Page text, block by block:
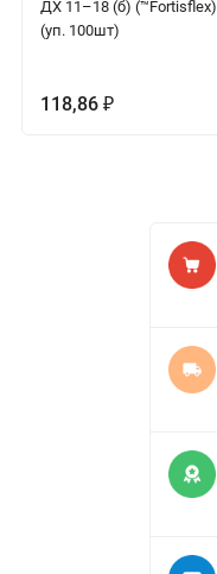
ДХ 11–18 (б) (™Fortisflex)
(уп. 100шт)
118,86 ₽